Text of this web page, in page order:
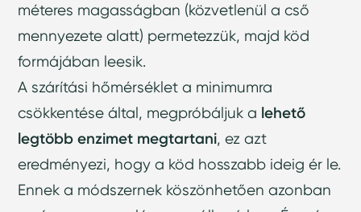
méteres magasságban (közvetlenül a cső
mennyezete alatt) permetezzük, majd köd
formájában leesik.
A szárítási hőmérséklet a minimumra
csökkentése által, megpróbáljuk a lehető
legtöbb enzimet megtartani, ez azt
eredményezi, hogy a köd hosszabb ideig ér le.
Ennek a módszernek köszönhetően azonban